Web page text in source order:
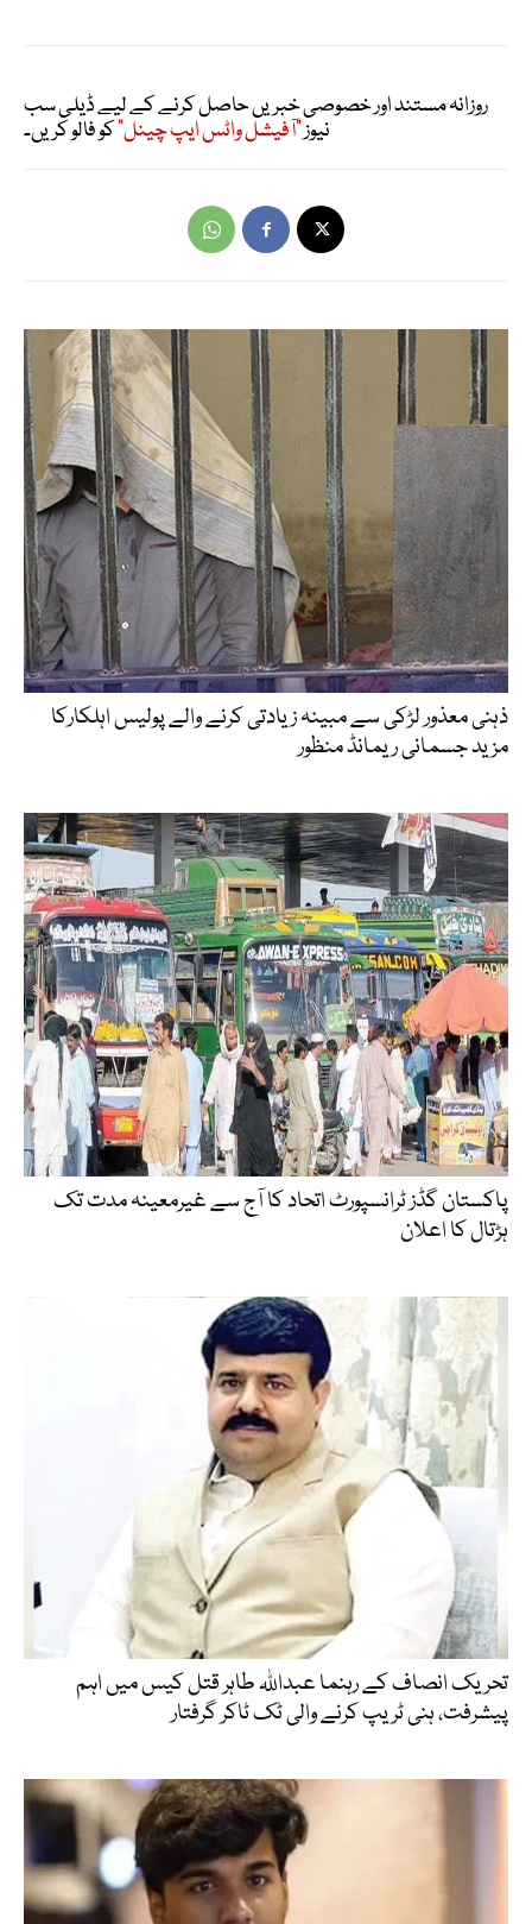
روزانہ مستند اور خصوصی خبریں حاصل کرنے کے لیے ڈیلی سب
نیوز"آفیشل واٹس ایپ چینل"کو فالو کریں۔
ذہنی معذور لڑکی سے مبینہ زیادتی کرنے والے پولیس اہلکارکا
مزید جسمانی ریمانڈ منظور
پاکستان گڈز ٹرانسپورٹ اتحاد کا آج سے غیرمعینہ مدت تک
ہڑتال کا اعلان
تحریک انصاف کے رہنما عبداللہ طاہر قتل کیس میں اہم
پیشرفت، ہنی ٹریپ کرنے والی ٹک ٹاکر گرفتار